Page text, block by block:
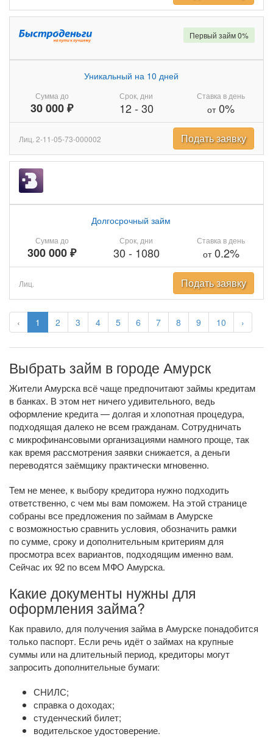
‹ 1 2 3 4 5 6 7 8 9 10 ›
Сумма до
30 000 ₽
Уникальный на 10 дней
Срок, дни
12- 30
Ставка в день
от0%
Первый займ 0%
Лиц. 2-11-05-73-000002 Подать заявку
Сумма до
300 000 ₽
Долгосрочный займ
Срок, дни
30 - 1080
Ставка в день
от0.2%
Лиц. Подать заявку
Выбрать займ в городе Амурск
Жители Амурска всё чаще предпочитают займы кредитам
в банках. В этом нет ничего удивительного, ведь
оформление кредита — долгая и хлопотная процедура,
подходящая далеко не всем гражданам. Сотрудничать
с микрофинансовыми организациями намного проще, так
как время рассмотрения заявки снижается, а деньги
переводятся заёмщику практически мгновенно.
Тем не менее, к выбору кредитора нужно подходить
ответственно, с чем мы вам поможем. На этой странице
собраны все предложения по займам в Амурске
с возможностью сравнить условия, обозначить рамки
по сумме, сроку и дополнительным критериям для
просмотра всех вариантов, подходящим именно вам.
Сейчас их 92 по всем МФО Амурска.
Какие документы нужны для
оформления займа?
Как правило, для получения займа в Амурске понадобится
только паспорт. Если речь идёт о займах на крупные
суммы или на длительный период, кредиторы могут
запросить дополнительные бумаги:
СНИЛС;
справка о доходах;
студенческий билет;
водительское удостоверение.